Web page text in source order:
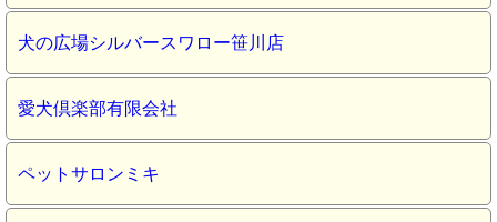
犬の広場シルバースワロー笹川店
愛犬倶楽部有限会社
ペットサロンミキ